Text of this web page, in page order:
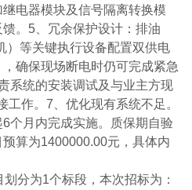
电器模块及信号隔离转换模
。 5 、冗余保护设计：排油
）等关键执行设备配置双供电
确保现场断电时仍可完成紧急
系统的安装调试及与业主方现
工作。 7 、优化现有系统不足。
6个月内完成实施。质保期自验
算为1400000.00元，具体内
划分为1个标段，本次招标为：